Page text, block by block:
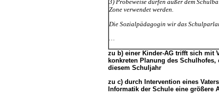
3) Probeweise dürfen außer dem
Zone verwendet werden.
Die Sozialpädagogin wir das
zu b) einer Kinder-AG trifft sich mit
konkreten Planung des
diesem Schuljahr
zu c) durch Intervention eines
Informatik der Schule eine größere